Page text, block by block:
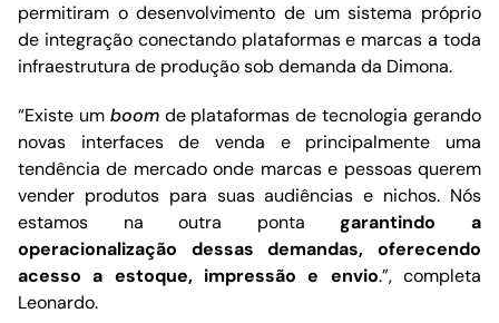
permitiram o desenvolvimento de um sistema próprio
de integração conectando plataformas e marcas a toda
infraestrutura de produção sob demanda da Dimona.
“Existe um boomde plataformas de tecnologia gerando
novas interfaces de venda e principalmente uma
tendência de mercado onde marcas e pessoas querem
vender produtos para suas audiências e nichos. Nós
estamos na outra pontagarantindo a
operacionalização dessas demandas, oferecendo
acesso a estoque, impressão e envio.”, completa
Leonardo.